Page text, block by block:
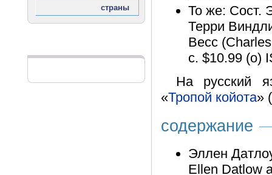
То же: Сост.
Терри
Весс
с. $10.99 (о)
На русский
«Тропой койота»
содержание
Эллен
Ellen Datlow